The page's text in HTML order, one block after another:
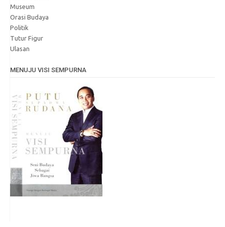
Museum
Orasi Budaya
Politik
Tutur Figur
Ulasan
MENUJU VISI SEMPURNA